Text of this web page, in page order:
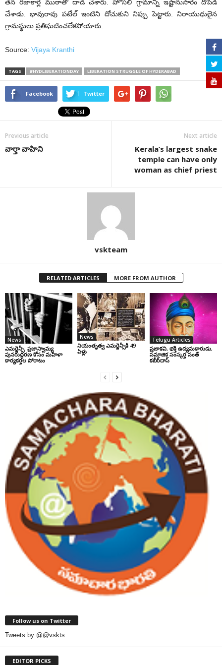
తన రజాకార్ల ముఠాతో దాడి చేశారు. హోసలి గ్రామాన్ని ఇష్టానుసారం దోపిడీ
చేశాడు. భావురావు పటేల్ ఇంటిని దోచుకుని నిప్పు పెట్టారు. నిరాయుధులైన
గ్రామస్థులు ప్రతిఘటించలేకపోయారు.
Source: Vijaya Kranthi
TAGS #HYDLIBERATIONDAY LIBERATION STRUGGLE OF HYDERABAD
Facebook Twitter
Previous article
వార్తా వాహిని
Next article
Kerala’s largest snake
temple can have only
woman as chief priest
vskteam
RELATED ARTICLES MORE FROM AUTHOR
News
ఎమర్జెన్సీ: ప్రజాస్వామ్య
పునరుద్ధరణ కోసం మహిళా
కార్యకర్తల పోరాటం
News
నియంతృత్వ ఎమర్జెన్సీకి 49
ఏళ్లు
Telugu Articles
ప్రజాకవి, భక్తి ఉద్యమకారుడు,
సమాజిక సంస్కర్త సంత్‌
కబీర్‌దాస్‌
Follow us on Twitter
Tweets by @@vskts
EDITOR PICKS